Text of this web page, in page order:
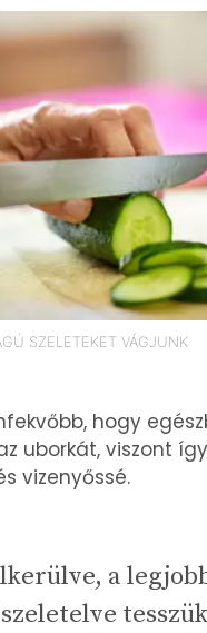
SZELETEKET VÁGJUNK
hogy
uborkát, viszont
vizenyőssé.
a